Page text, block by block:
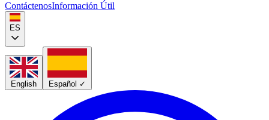
ContáctenosInformación Útil
ES
English Español ✓